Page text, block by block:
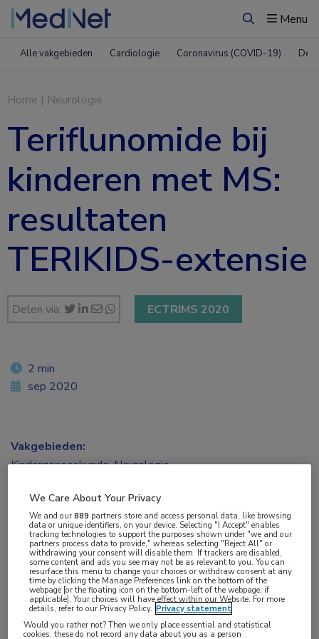
ZoekenMenu
Alle vakgebieden Cardiologie Coronavirus (COVID-19)
Home | Neurologie
Teriflunomide bij
kinderen met MS:
resultaten
TERIKIDS-extensie
Delen via: ECTRIMS 2020
Tijdens het virtuele ECTRIMS-congres is een
2 min
sep 2020
Vakgebieden:
Kindergeneeskunde,Neurologie
Aandachtsgebieden:
Multipele Sclerose
Tags:
teriflunomide
We Care About Your Privacy
We and our889 partners store and access personal data, like browsing
data or unique identifiers, on your device. Selecting "I Accept" enables
tracking technologies to support the purposes shown under "we and our
partners process data to provide," whereas selecting "Reject All" or
withdrawing your consent will disable them. If trackers are disabled,
some content and ads you see may not be as relevant to you. You can
resurface this menu to change your choices or withdraw consent at any
time by clicking the Manage Preferences link on the bottom of the
webpage [or the floating icon on the bottom-left of the webpage, if
applicable]. Your choices will have effect within our Website. For more
details, refer to our Privacy Policy. Privacy statement
Would you rather not? Then we only place essential and statistical
cookies, these do not record any data about you as a person